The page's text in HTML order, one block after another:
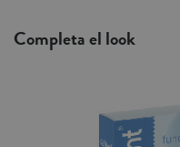
Completa el look